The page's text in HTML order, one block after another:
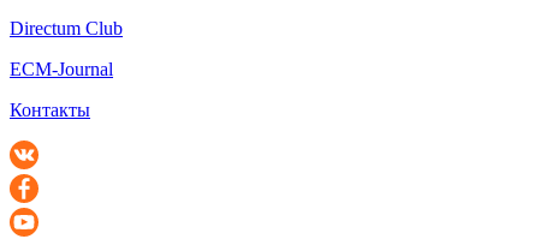
Directum Club
ECM-Journal
Контакты